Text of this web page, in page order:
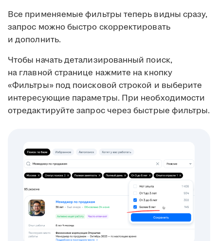
Все применяемые фильтры теперь видны сразу,
запрос можно быстро скорректировать
и дополнить.
Чтобы начать детализированный поиск,
на главной странице нажмите на кнопку
«Фильтры» под поисковой строкой и выберите
интересующие параметры. При необходимости
отредактируйте запрос через быстрые фильтры.